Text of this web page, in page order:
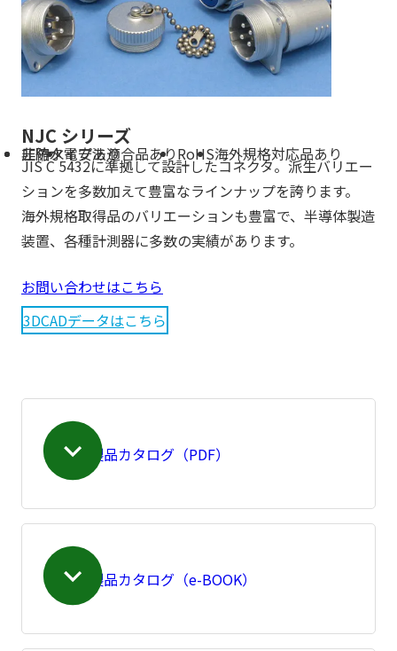
NJC シリーズ
非防水電安法適合品ありRoHS海外規格対応品あり
圧縮タイプあり
JIS C 5432に準拠して設計したコネクタ。派生バリエー
ションを多数加えて豊富なラインナップを誇ります。
海外規格取得品のバリエーションも豊富で、半導体製造
装置、各種計測器に多数の実績があります。
お問い合わせはこちら
3DCADデータはこちら
製品カタログ（PDF）
製品カタログ（e-BOOK）